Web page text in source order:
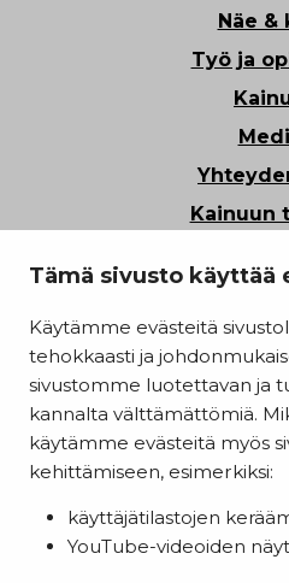
Tämä sivusto käyttää
Käytämme evästeitä
tehokkaasti ja
sivustomme luotettavan ja
kannalta välttämättömiä.
käytämme evästeitä myös
kehittämiseen, esimerkiksi:
käyttäjätilastojen
YouTube-videoiden
Näe &
Työ ja
Kainuun